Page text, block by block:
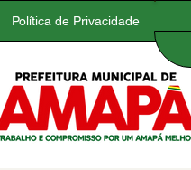
Política de Privacidade